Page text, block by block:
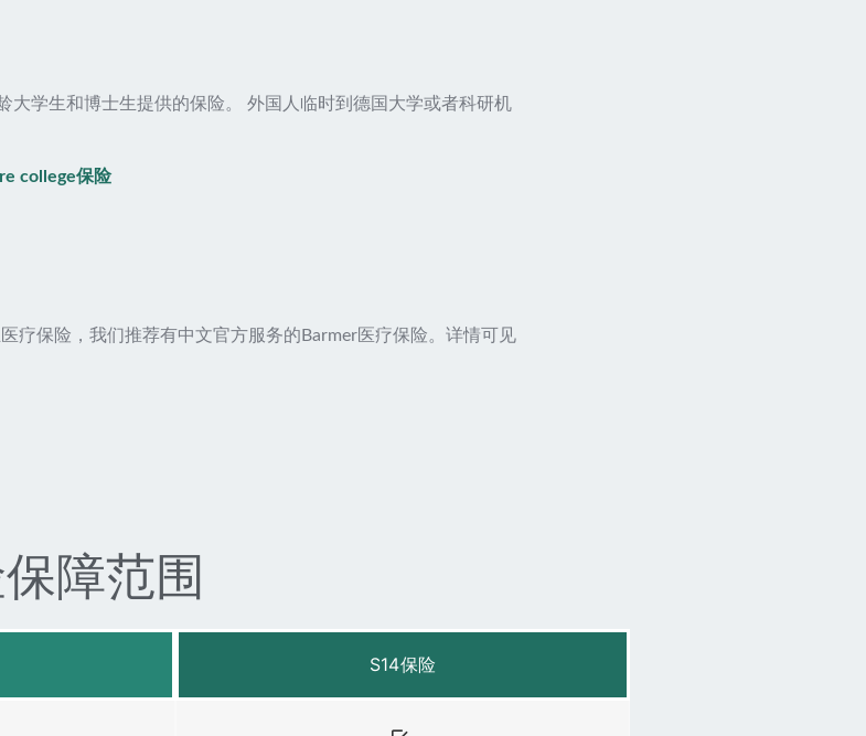
学生和博士生提供的保险。 外国人临时到德国大学或者科研机
college保险
疗保险，我们推荐有中文官方服务的Barmer医疗保险。详情可见
障范围
S14保险